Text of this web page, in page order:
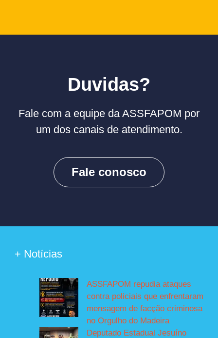
Duvidas?
Fale com a equipe da ASSFAPOM por
um dos canais de atendimento.
Fale conosco
+ Notícias
ASSFAPOM repudia ataques
contra policiais que enfrentaram
mensagem de facção criminosa
no Orgulho do Madeira
Deputado Estadual Jesuíno